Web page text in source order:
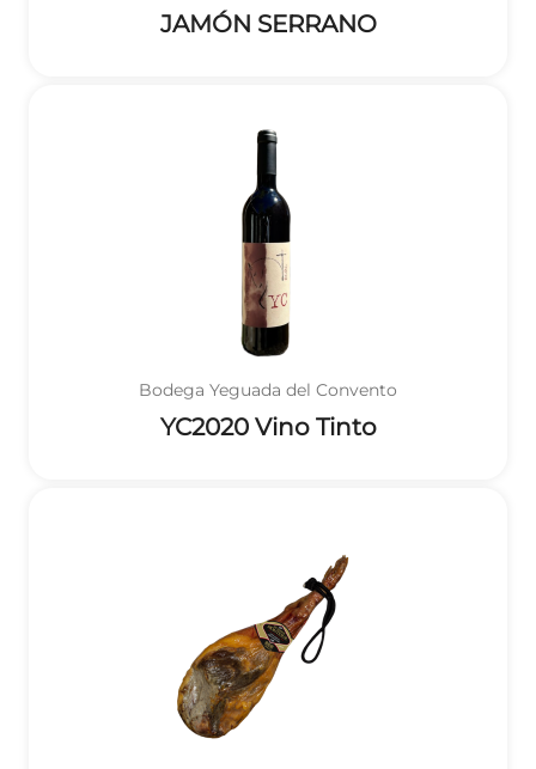
JAMÓN SERRANO
Bodega Yeguada del Convento
YC2020 Vino Tinto